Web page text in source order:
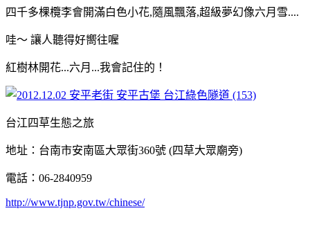
四千多棵欖李會開滿白色小花,隨風飄落,超級夢幻像六月雪....
哇～ 讓人聽得好嚮往喔
紅樹林開花...六月...我會記住的！
台江四草生態之旅
地址：台南市安南區大眾街360號 (四草大眾廟旁)
電話：06-2840959
http://www.tjnp.gov.tw/chinese/